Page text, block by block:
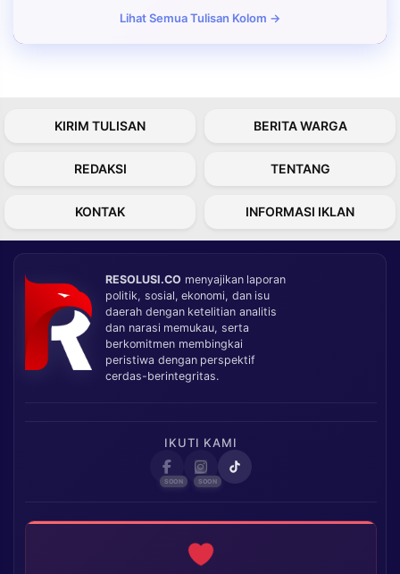
Lihat Semua Tulisan Kolom →
KIRIM TULISAN BERITA WARGA
REDAKSI TENTANG
KONTAK INFORMASI IKLAN
RESOLUSI.CO menyajikan laporan
politik, sosial, ekonomi, dan isu
daerah dengan ketelitian analitis
dan narasi memukau, serta
berkomitmen membingkai
peristiwa dengan perspektif
cerdas-berintegritas.
IKUTI KAMI